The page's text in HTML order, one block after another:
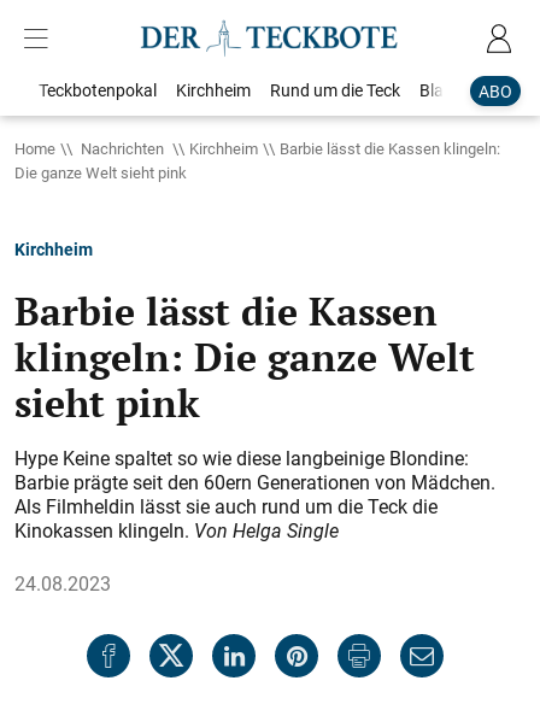
ABO
Teckbotenpokal Kirchheim Rund um die Teck Blaulicht
Home Nachrichten Kirchheim
Barbie lässt die Kassen klingeln:
Die ganze Welt sieht pink
Kirchheim
Barbie lässt die Kassen
klingeln: Die ganze Welt
sieht pink
Hype Keine spaltet so wie diese langbeinige Blondine:
Barbie prägte seit den 60ern Generationen von Mädchen.
Als Filmheldin lässt sie auch rund um die Teck die
Kinokassen klingeln. Von Helga Single
24.08.2023